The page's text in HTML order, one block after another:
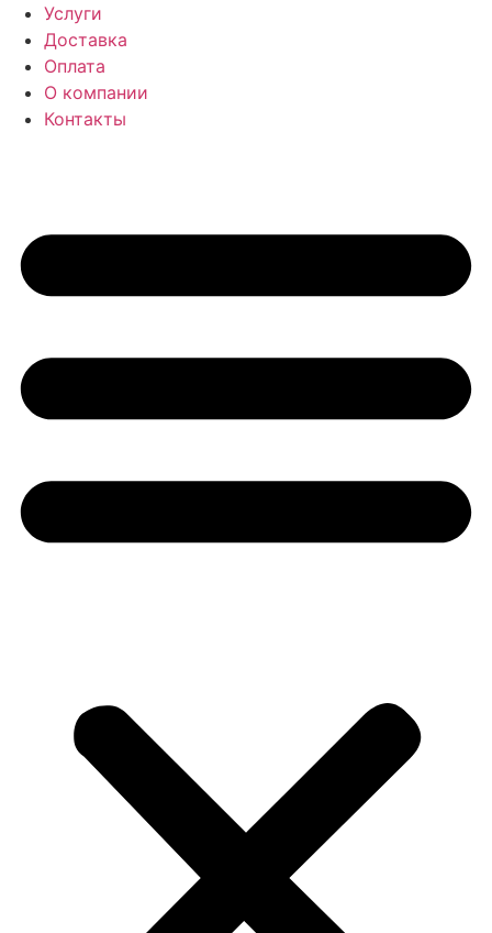
Перейти
содержимому
Услуги
Доставка
Оплата
О компании
Контакты